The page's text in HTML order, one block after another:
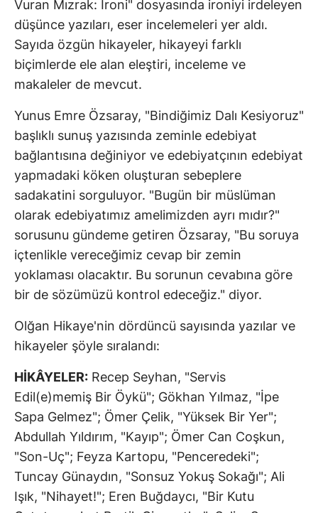
Vuran Mızrak: İroni" dosyasında ironiyi irdeleyen
düşünce yazıları, eser incelemeleri yer aldı.
Sayıda özgün hikayeler, hikayeyi farklı
biçimlerde ele alan eleştiri, inceleme ve
makaleler de mevcut.
Yunus Emre Özsaray, "Bindiğimiz Dalı Kesiyoruz"
başlıklı sunuş yazısında zeminle edebiyat
bağlantısına değiniyor ve edebiyatçının edebiyat
yapmadaki köken oluşturan sebeplere
sadakatini sorguluyor. "Bugün bir müslüman
olarak edebiyatımız amelimizden ayrı mıdır?"
sorusunu gündeme getiren Özsaray, "Bu soruya
içtenlikle vereceğimiz cevap bir zemin
yoklaması olacaktır. Bu sorunun cevabına göre
bir de sözümüzü kontrol edeceğiz." diyor.
Olğan Hikaye'nin dördüncü sayısında yazılar ve
hikayeler şöyle sıralandı:
HİKÂYELER: Recep Seyhan, "Servis
Edil(e)memiş Bir Öykü"; Gökhan Yılmaz, "İpe
Sapa Gelmez"; Ömer Çelik, "Yüksek Bir Yer";
Abdullah Yıldırım, "Kayıp"; Ömer Can Coşkun,
"Son-Uç"; Feyza Kartopu, "Penceredeki";
Tuncay Günaydın, "Sonsuz Yokuş Sokağı"; Ali
Işık, "Nihayet!"; Eren Buğdaycı, "Bir Kutu